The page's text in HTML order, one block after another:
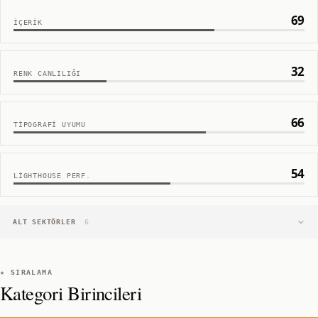
İÇERIK 69
RENK CANLILIĞI 32
TIPOGRAFI UYUMU 66
LIGHTHOUSE PERF. 54
ALT SEKTÖRLER 6
★ SIRALAMA
Kategori Birincileri